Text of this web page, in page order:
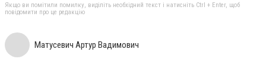
Якщо ви помітили помилку, виділіть необхідний текст і натисніть Ctrl + Enter, щоб
повідомити про це редакцію
Матусевич Артур Вадимович